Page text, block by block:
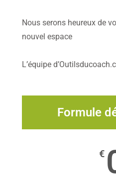
Nous serons heureux de
nouvel espace
L’équipe
Formule
€